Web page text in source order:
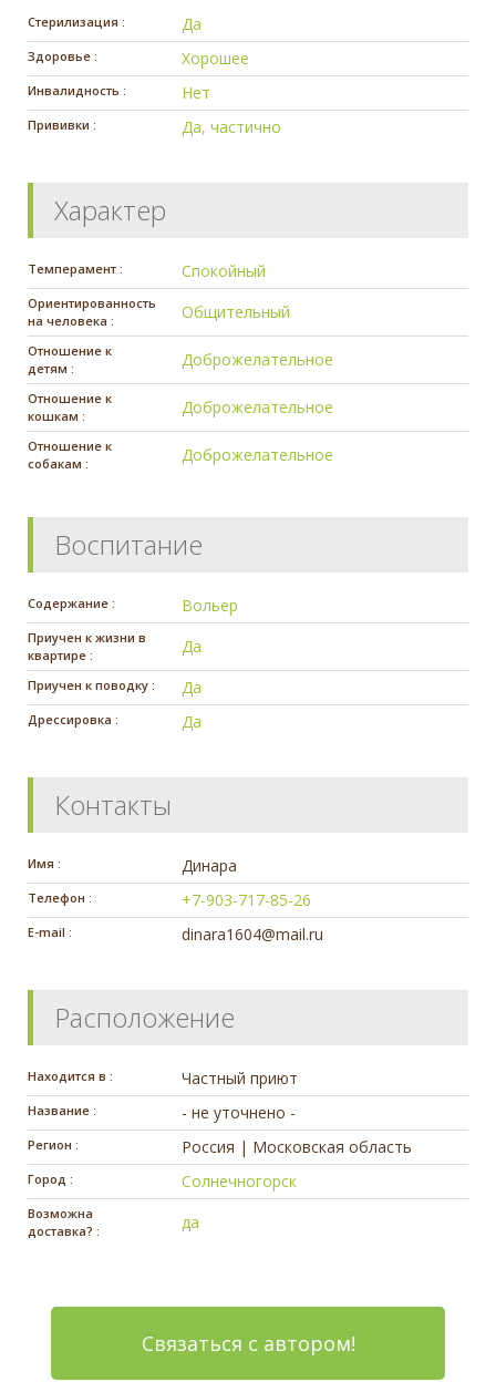
Стерилизация : Да
Здоровье : Хорошее
Инвалидность : Нет
Прививки : Да, частично
Характер
Темперамент : Спокойный
Ориентированность
на человека :
Общительный
Отношение к
детям :
Доброжелательное
Отношение к
кошкам :
Доброжелательное
Отношение к
собакам :
Доброжелательное
Воспитание
Содержание : Вольер
Приучен к жизни в
квартире :
Да
Приучен к поводку : Да
Дрессировка : Да
Контакты
Имя : Динара
Телефон : +7-903-717-85-26
E-mail : dinara1604@mail.ru
Расположение
Находится в : Частный приют
Название : - не уточнено -
Регион : Россия | Московская область
Город : Солнечногорск
Возможна
доставка? :
да
Связаться с автором!